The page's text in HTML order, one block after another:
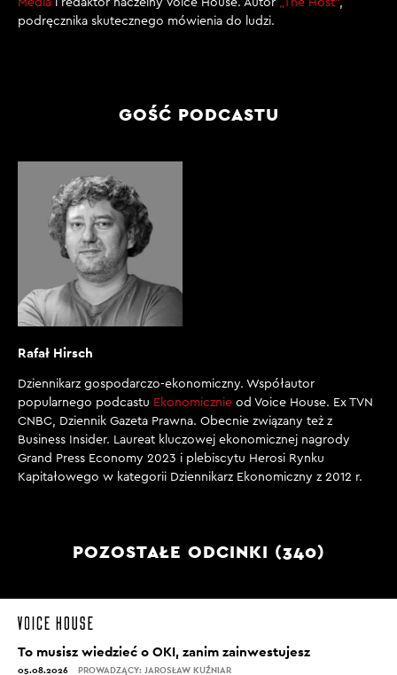
Media i redaktor naczelny Voice House. Autor „The Host”,
podręcznika skutecznego mówienia do ludzi.
GOŚĆ PODCASTU
Rafał Hirsch
Dziennikarz gospodarczo-ekonomiczny. Współautor
popularnego podcastu Ekonomicznie od Voice House. Ex TVN
CNBC, Dziennik Gazeta Prawna. Obecnie związany też z
Business Insider. Laureat kluczowej ekonomicznej nagrody
Grand Press Economy 2023 i plebiscytu Herosi Rynku
Kapitałowego w kategorii Dziennikarz Ekonomiczny z 2012 r.
POZOSTAŁE ODCINKI (340)
To musisz wiedzieć o OKI, zanim zainwestujesz
05.08.2026 PROWADZĄCY: JAROSŁAW KUŹNIAR